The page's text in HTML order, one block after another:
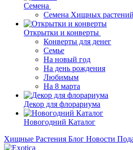
Семена
Семена Хищных растений
Открытки и конверты
Конверты для денег
Семье
На новый год
На день рождения
Любимым
На 8 марта
Декор для флорариума
Новогодний Каталог
Хищные Растения Блог Новости